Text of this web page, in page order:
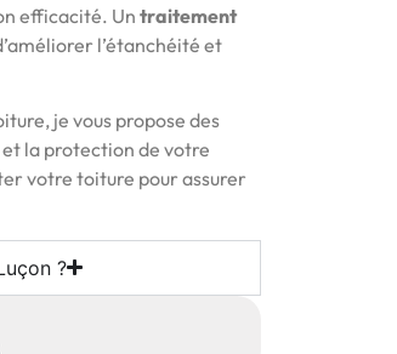
efficacité. Un traitement
l’étanchéité et
je vous propose des
la protection de votre
votre toiture pour assurer
?